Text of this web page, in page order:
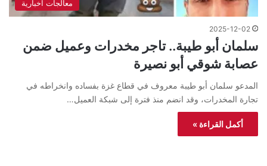
معالجات اخبارية
2025-12-02
سلمان أبو طيبة.. تاجر مخدرات وعميل ضمن
عصابة شوقي أبو نصيرة
المدعو سلمان أبو طيبة معروف في قطاع غزة بفساده وانخراطه في
تجارة المخدرات، وقد انضم منذ فترة إلى شبكة العميل…
أكمل القراءة »